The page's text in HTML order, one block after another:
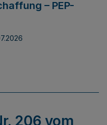
– PEP-
206 vom